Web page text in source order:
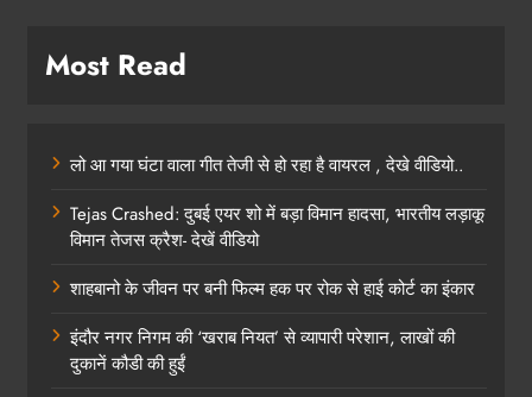
Most Read
लो आ गया घंटा वाला गीत तेजी से हो रहा है वायरल , देखे वीडियो..
Tejas Crashed: दुबई एयर शो में बड़ा विमान हादसा, भारतीय लड़ाकू
विमान तेजस क्रैश- देखें वीडियो
शाहबानो के जीवन पर बनी फिल्म हक पर रोक से हाई कोर्ट का इंकार
इंदौर नगर निगम की ‘खराब नियत’ से व्यापारी परेशान, लाखों की
दुकानें कौडी की हुईं